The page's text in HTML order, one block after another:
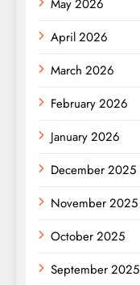
May 2026
April 2026
March 2026
February 2026
January 2026
December 2025
November 2025
October 2025
September 2025